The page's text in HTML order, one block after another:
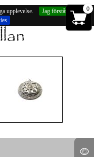
upplevelse.
Jag förstår
0